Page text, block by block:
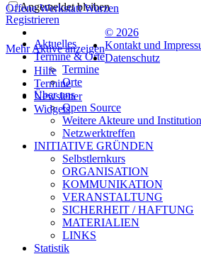
Angemeldet bleiben
Registrieren
Aktuelles
Termine & Orte
Termine
Orte
Über uns
Open Source
Weitere Akteure und
Netzwerktreffen
INITIATIVE GRÜNDEN
Selbstlernkurs
ORGANISATION
KOMMUNIKATION
VERANSTALTUNG
SICHERHEIT / HAFTUNG
MATERIALIEN
LINKS
Statistik
Offene Werkstatt Wurzen
Mehr Aktive anzeigen
© 2026
Kontakt und
Datenschutz
Hilfe
Termine
Newsletter
Widgets